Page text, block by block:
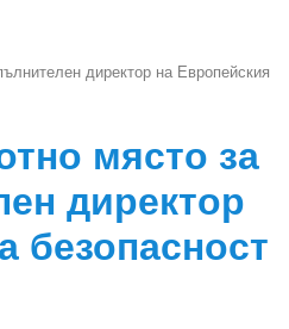
директор на Европейския
място за
директор
безопасност